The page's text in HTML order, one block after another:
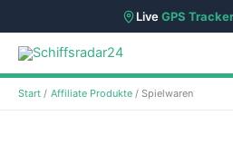
LiveGPS Tracker
Zum
Inhalt
springen
Start Affiliate Produkte Spielwaren